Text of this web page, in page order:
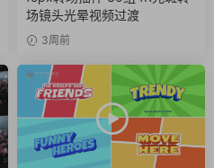
场镜头光晕视频过渡
3周前